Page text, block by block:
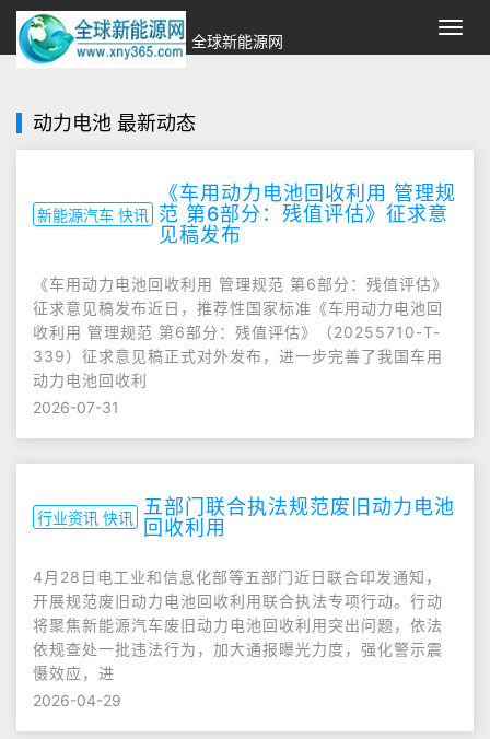
切
换
全球新能源网
动力电池 最新动态
新能源汽车 快讯
《车用动力电池回收利用 管理规
范 第6部分：残值评估》征求意
见稿发布
《车用动力电池回收利用 管理规范 第6部分：残值评估》
征求意见稿发布近日，推荐性国家标准《车用动力电池回
收利用 管理规范 第6部分：残值评估》（20255710-T-
339）征求意见稿正式对外发布，进一步完善了我国车用
动力电池回收利
2026-07-31
行业资讯 快讯
五部门联合执法规范废旧动力电池
回收利用
4月28日电工业和信息化部等五部门近日联合印发通知，
开展规范废旧动力电池回收利用联合执法专项行动。行动
将聚焦新能源汽车废旧动力电池回收利用突出问题，依法
依规查处一批违法行为，加大通报曝光力度，强化警示震
慑效应，进
2026-04-29